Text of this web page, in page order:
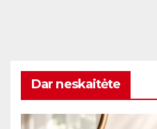
Dar neskaitėte